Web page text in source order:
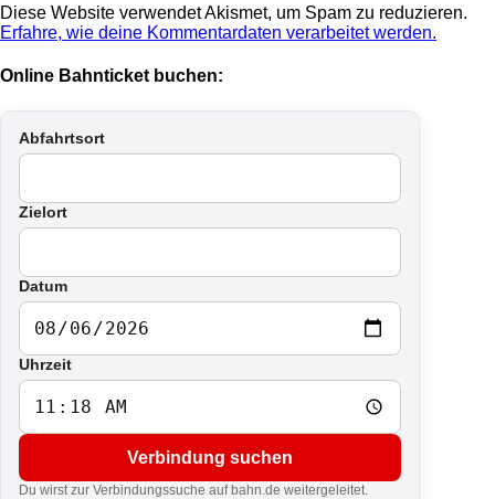
Diese Website verwendet Akismet, um Spam zu reduzieren.
Erfahre, wie deine Kommentardaten verarbeitet werden.
Online Bahnticket buchen:
Abfahrtsort
Zielort
Datum
Uhrzeit
Verbindung suchen
Du wirst zur Verbindungssuche auf bahn.de weitergeleitet.